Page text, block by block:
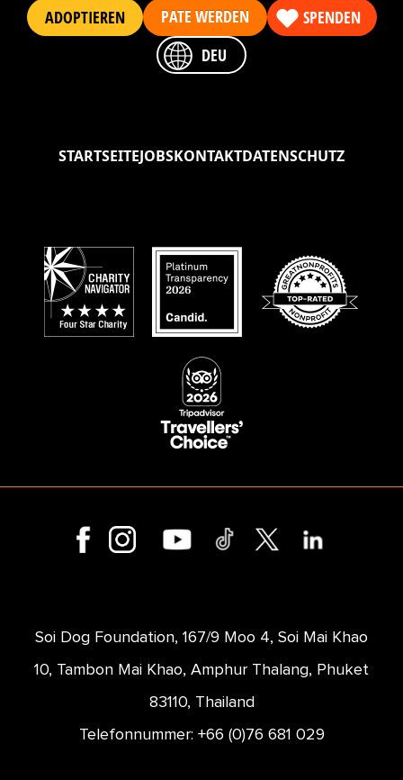
ADOPTIEREN PATE WERDEN
SPENDEN
DEU
STARTSEITEJOBSKONTAKTDATENSCHUTZ
Soi Dog Foundation, 167/9 Moo 4, Soi Mai Khao
10, Tambon Mai Khao, Amphur Thalang, Phuket
83110, Thailand
Telefonnummer: +66 (0)76 681 029